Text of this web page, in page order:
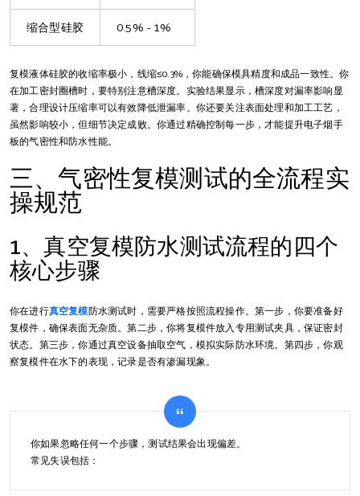
缩合型硅胶 0.5% - 1%
复模液体硅胶的收缩率极小，线缩≤0.3%，你能确保模具精度和成品一致性。你
在加工密封圈槽时，要特别注意槽深度。实验结果显示，槽深度对漏率影响显
著，合理设计压缩率可以有效降低泄漏率。你还要关注表面处理和加工工艺，
虽然影响较小，但细节决定成败。你通过精确控制每一步，才能提升电子烟手
板的气密性和防水性能。
三、气密性复模测试的全流程实
操规范
1、真空复模防水测试流程的四个
核心步骤
你在进行真空复模防水测试时，需要严格按照流程操作。第一步，你要准备好
复模件，确保表面无杂质。第二步，你将复模件放入专用测试夹具，保证密封
状态。第三步，你通过真空设备抽取空气，模拟实际防水环境。第四步，你观
察复模件在水下的表现，记录是否有渗漏现象。
你如果忽略任何一个步骤，测试结果会出现偏差。
常见失误包括：